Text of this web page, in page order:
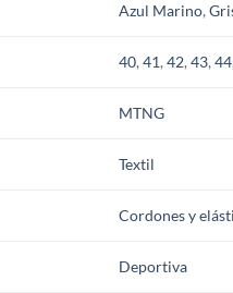
Azul Marino,
40,41,42,43,44
MTNG
Textil
Cordones y
Deportiva